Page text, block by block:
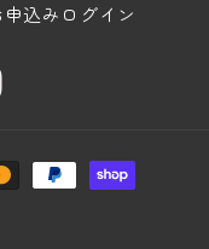
込み ログイン